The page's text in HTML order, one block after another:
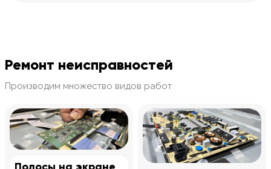
Ремонт неисправностей
Производим множество видов работ